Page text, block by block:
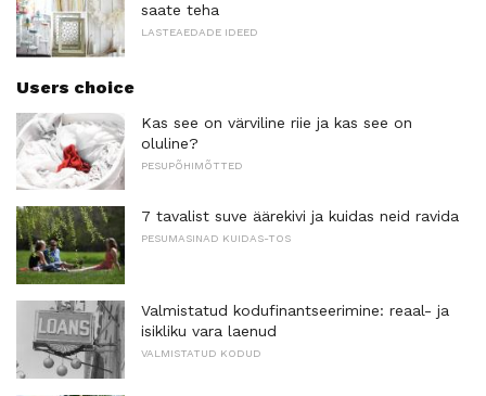
saate teha
LASTEAEDADE IDEED
Users choice
Kas see on värviline riie ja kas see on
oluline?
PESUPÕHIMÕTTED
7 tavalist suve äärekivi ja kuidas neid ravida
PESUMASINAD KUIDAS-TOS
Valmistatud kodufinantseerimine: reaal- ja
isikliku vara laenud
VALMISTATUD KODUD